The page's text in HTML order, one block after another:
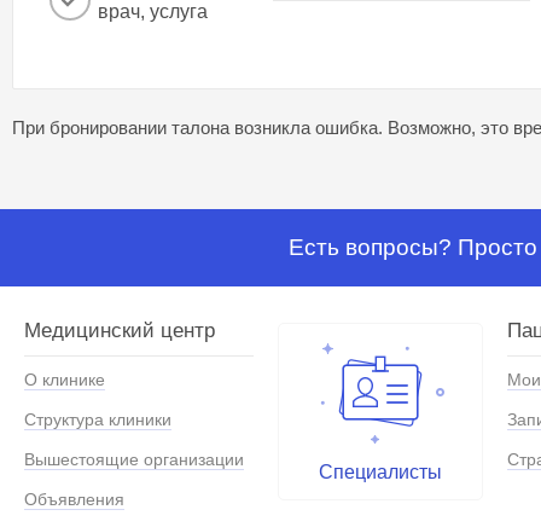
врач, услуга
При бронировании талона возникла ошибка. Возможно, это
Есть вопросы?
Медицинский центр
О клинике
Структура клиники
Вышестоящие организации
Объявления
Специалисты